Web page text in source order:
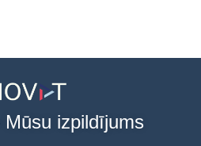
izpildījums